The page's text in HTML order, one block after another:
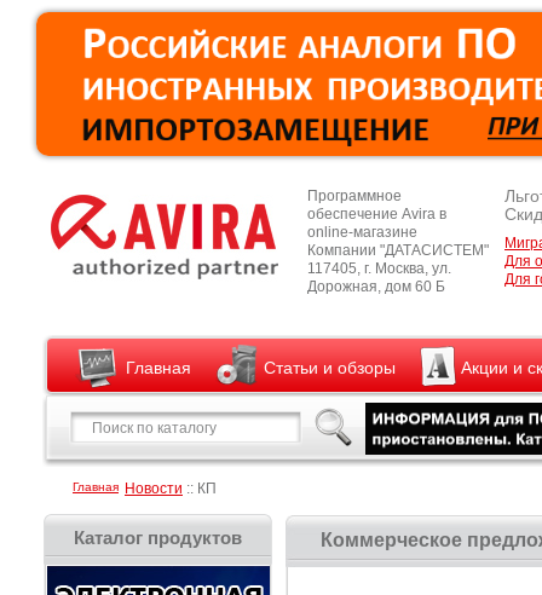
Программное
обеспечение Avira в
online-магазине
Компании "ДАТАСИСТЕМ"
117405, г. Москва, ул.
Дорожная, дом 60 Б
Для
Для
Главная Статьи и обзоры Акции и
Главная Новости :: КП
Каталог продуктов Коммерческое